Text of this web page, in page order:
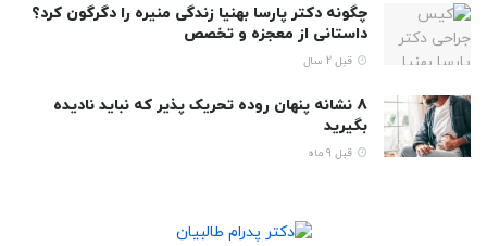
چگونه دکتر پارسا بهنیا زندگی منیره را دگرگون کرد؟
داستانی از معجزه و تخصص
قبل 2 سال
8 نشانه پنهان روده تحریک پذیر که نباید نادیده
بگیرید
قبل 9 ماه